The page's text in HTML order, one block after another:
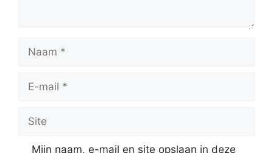
mail
Mijn naam, e-mail en site opslaan in deze